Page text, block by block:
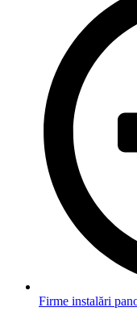
Firme instalări